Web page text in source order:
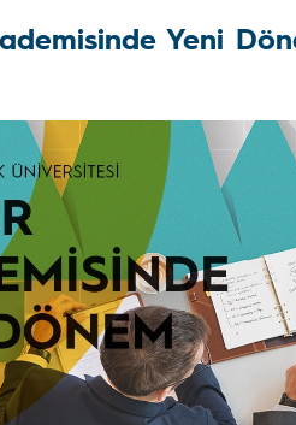
Yeni